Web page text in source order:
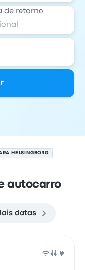
de retorno
HELSINGBORG
autocarro
datas